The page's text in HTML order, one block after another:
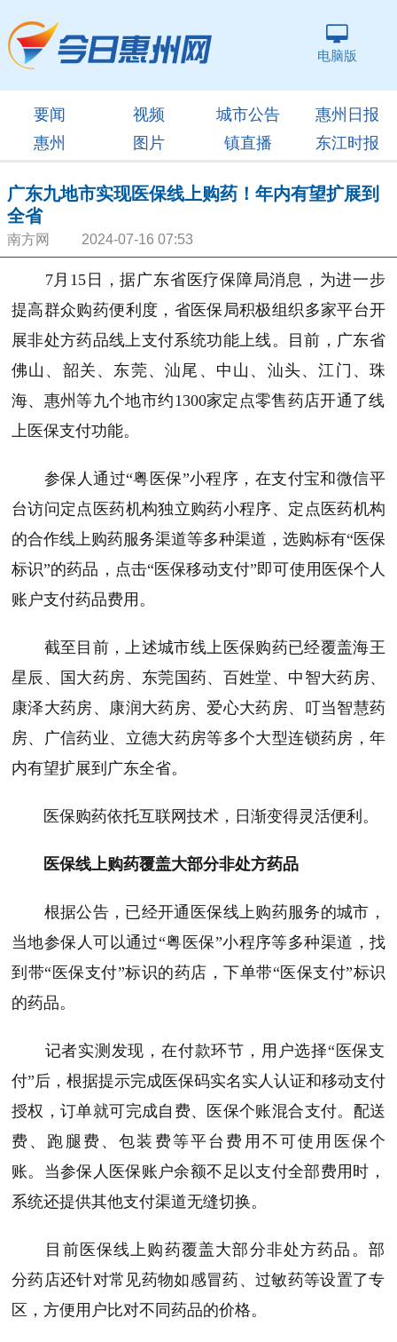
电脑版
要闻 视频 城市公告
惠州日报
惠州
图片 镇直播 东江时报
广东九地市实现医保线上购药！年内有望扩展到
全省
南方网 2024-07-16 07:53
7月15日，据广东省医疗保障局消息，为进一步
提高群众购药便利度，省医保局积极组织多家平台开
展非处方药品线上支付系统功能上线。目前， 广东省
佛山、韶关、东莞、汕尾、中山、汕头、江门、珠
海、惠州等九个地市约1300家定点零售药店开通了线
上医保支付功能。
参保人通过“粤医保”小程序，在支付宝和微信平
台访问定点医药机构独立购药小程序、定点医药机构
的合作线上购药服务渠道等多种渠道，选购标有“医保
标识”的药品，点击“医保移动支付”即可使用医保个人
账户支付药品费用。
截至目前，上述城市线上医保购药已经覆盖海王
星辰、国大药房、东莞国药、百姓堂、中智大药房、
康泽大药房、康润大药房、爱心大药房、叮当智慧药
房、广信药业、立德大药房等多个大型连锁药房，年
内有望扩展到广东全省。
医保购药依托互联网技术，日渐变得灵活便利。
医保线上购药覆盖大部分非处方药品
根据公告，已经开通医保线上购药服务的城市，
当地参保人可以通过“粤医保”小程序等多种渠道，找
到带“医保支付”标识的药店，下单带“医保支付”标识
的药品。
记者实测发现，在付款环节，用户选择“医保支
付”后，根据提示完成医保码实名实人认证和移动支付
授权，订单就可完成自费、医保个账混合支付。配送
费、跑腿费、包装费等平台费用不可使用医保个
账。 当参保人医保账户余额不足以支付全部费用时，
系统还提供其他支付渠道无缝切换。
目前医保线上购药覆盖大部分非处方药品。部
分药店还针对常见药物如感冒药、过敏药等设置了专
区，方便用户比对不同 药品的价格。